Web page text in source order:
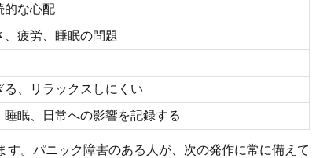
的な心配
疲労、睡眠の問題
、リラックスしにくい
眠、日常への影響を記録する
。パニック障害のある人が、次の発作に常に備えて